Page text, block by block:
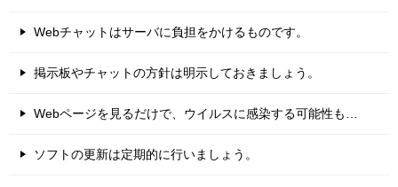
Webチャットはサーバに負担をかけるものです。
掲示板やチャットの方針は明示しておきましょう。
Webページを見るだけで、ウイルスに感染する可能性も…
ソフトの更新は定期的に行いましょう。